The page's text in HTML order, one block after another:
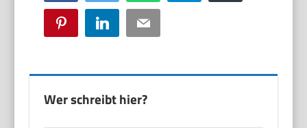
Pinterest LinkedIn Email
Wer schreibt hier?